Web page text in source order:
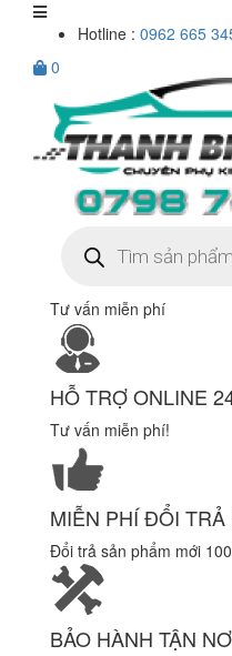
Hotline : 0962 665
0
kiếm
sản
Tư vấn miễn phí
HỖ TRỢ ONLINE
Tư vấn miễn phí!
MIỄN PHÍ ĐỔI TRẢ
Đổi trả sản phẩm mới
BẢO HÀNH TẬN